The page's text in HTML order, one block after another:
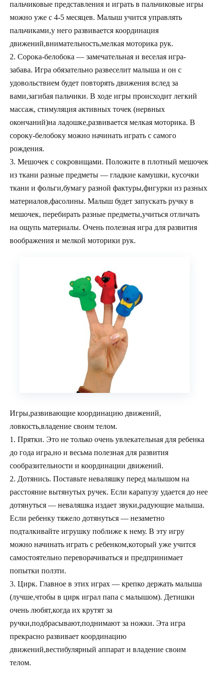
пальчиковые представления и играть в пальчиковые игры
можно уже с 4-5 месяцев. Малыш учится управлять
пальчиками,у него развивается координация
движений,внимательность,мелкая моторика рук.
2. Сорока-белобока — замечательная и веселая игра-
забава. Игра обязательно развеселит малыша и он с
удовольствием будет повторять движения вслед за
вами,загибая пальчики. В ходе игры происходит легкий
массаж, стимуляция активных точек (нервных
окончаний)на ладошке,развивается мелкая моторика. В
сороку-белобоку можно начинать играть с самого
рождения.
3. Мешочек с сокровищами. Положите в плотный мешочек
из ткани разные предметы — гладкие камушки, кусочки
ткани и фольги,бумагу разной фактуры,фигурки из разных
материалов,фасолины. Малыш будет запускать ручку в
мешочек, перебирать разные предметы,учиться отличать
на ощупь материалы. Очень полезная игра для развития
воображения и мелкой моторики рук.
Игры,развивающие координацию движений,
ловкость,владение своим телом.
1. Прятки. Это не только очень увлекательная для ребенка
до года игра,но и весьма полезная для развития
сообразительности и координации движений.
2. Дотянись. Поставьте неваляшку перед малышом на
расстояние вытянутых ручек. Если карапузу удается до нее
дотянуться — неваляшка издает звуки,радующие малыша.
Если ребенку тяжело дотянуться — незаметно
подталкивайте игрушку поближе к нему. В эту игру
можно начинать играть с ребенком,который уже учится
самостоятельно переворачиваться и предпринимает
попытки ползти.
3. Цирк. Главное в этих играх — крепко держать малыша
(лучше,чтобы в цирк играл папа с малышом). Детишки
очень любят,когда их крутят за
ручки,подбрасывают,поднимают за ножки. Эта игра
прекрасно развивает координацию
движений,вестибулярный аппарат и владение своим
телом.